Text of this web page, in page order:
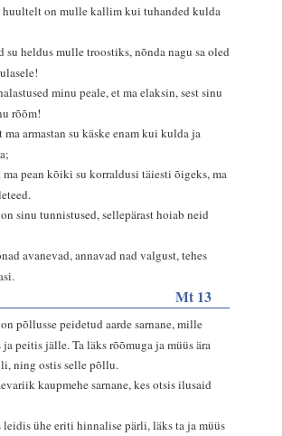
huultelt on mulle kallim kui tuhanded kulda
su heldus mulle troostiks, nõnda nagu sa oled
minu peale, et ma elaksin, sest sinu
rõõm!
ma armastan su käske enam kui kulda ja
ma pean kõiki su korraldusi täiesti õigeks, ma
sinu tunnistused, sellepärast hoiab neid
avanevad, annavad nad valgust, tehes
Mt 13
põllusse peidetud aarde sarnane, mille
peitis jälle. Ta läks rõõmuga ja müüs ära
ning ostis selle põllu.
kaupmehe sarnane, kes otsis ilusaid
ühe eriti hinnalise pärli, läks ta ja müüs